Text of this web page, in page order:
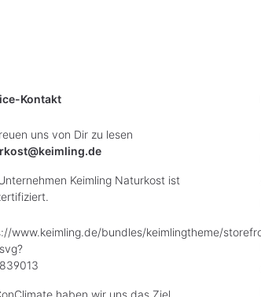
Kontakt
uns von Dir zu lesen
Keimling Naturkost ist
haben wir uns das Ziel